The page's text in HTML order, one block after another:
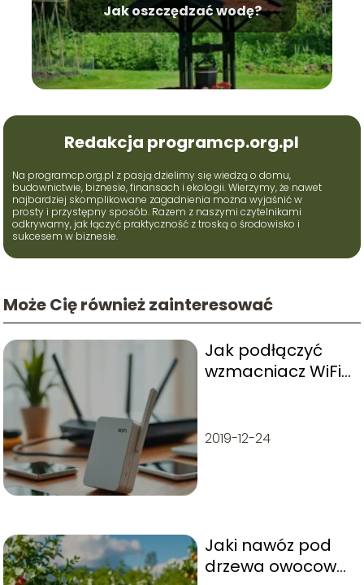
Jak oszczędzać wodę?
Redakcja programcp.org.pl
Na programcp.org.pl z pasją dzielimy się wiedzą o domu,
budownictwie, biznesie, finansach i ekologii. Wierzymy, że nawet
najbardziej skomplikowane zagadnienia można wyjaśnić w
prosty i przystępny sposób. Razem z naszymi czytelnikami
odkrywamy, jak łączyć praktyczność z troską o środowisko i
sukcesem w biznesie.
Może Cię również zainteresować
Jak podłączyć
wzmacniacz WiFi
przewodnik
2019-12-24
Jaki nawóz pod
drzewa owocowe